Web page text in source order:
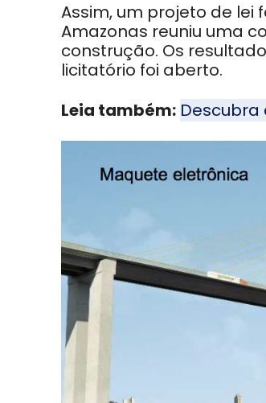
Assim, um projeto de lei
Amazonas reuniu uma
construção. Os
licitatório foi aberto.
Leia também: Descubra